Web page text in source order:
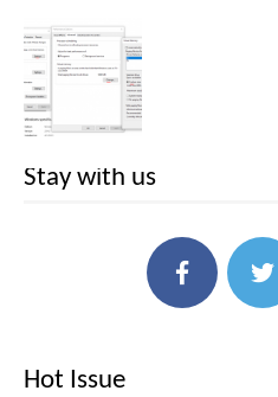
Stay with us
Hot Issue